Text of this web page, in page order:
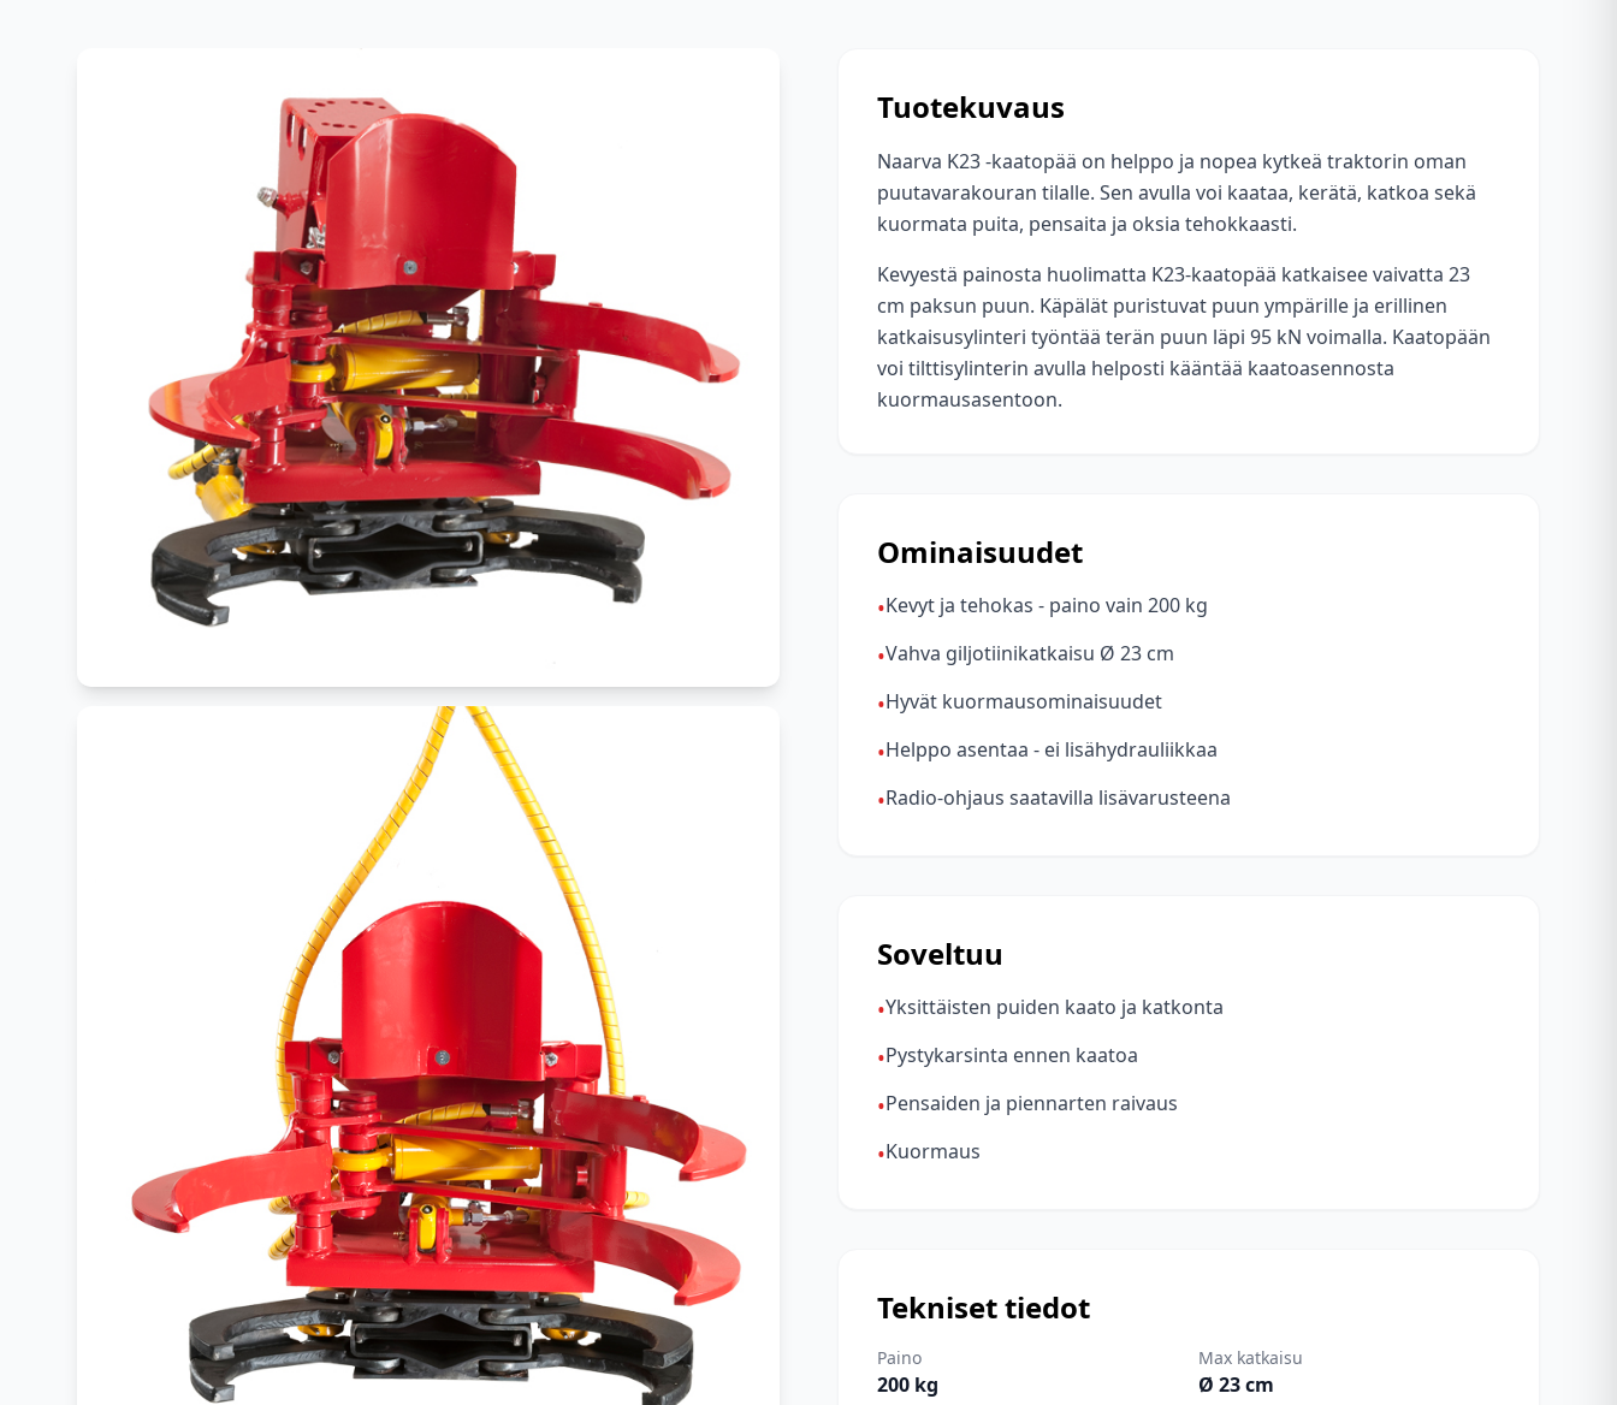
Tuotekuvaus
Naarva K23 -kaatopää on helppo ja nopea kytkeä traktorin oman
puutavarakouran tilalle. Sen avulla voi kaataa, kerätä, katkoa sekä
kuormata puita, pensaita ja oksia tehokkaasti.
Kevyestä painosta huolimatta K23-kaatopää katkaisee vaivatta 23
cm paksun puun. Käpälät puristuvat puun ympärille ja erillinen
katkaisusylinteri työntää terän puun läpi 95 kN voimalla. Kaatopään
voi tilttisylinterin avulla helposti kääntää kaatoasennosta
kuormausasentoon.
Ominaisuudet
•Kevyt ja tehokas - paino vain 200 kg
•Vahva giljotiinikatkaisu Ø 23 cm
•Hyvät kuormausominaisuudet
•Helppo asentaa - ei lisähydrauliikkaa
•Radio-ohjaus saatavilla lisävarusteena
Soveltuu
•Yksittäisten puiden kaato ja katkonta
•Pystykarsinta ennen kaatoa
•Pensaiden ja piennarten raivaus
•Kuormaus
Tekniset tiedot
Paino
200 kg
Max katkaisu
Ø 23 cm